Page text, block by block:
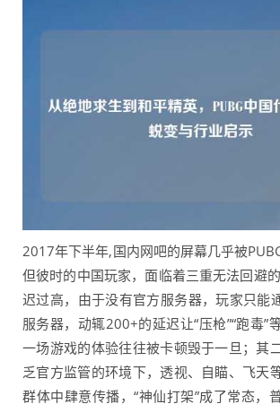
2017年下半年,国内网吧的屏幕几乎被
但彼时的中国玩家，面临着三重无法回避
迟过高，由于没有官方服务器，玩家只能
服务器，动辄200+的延迟让“压枪”“跑毒”
一场游戏的体验往往被卡顿毁于一旦；其
乏官方监管的环境下，透视、自瞄、飞天
群体中肆意传播，“神仙打架”成了常态，